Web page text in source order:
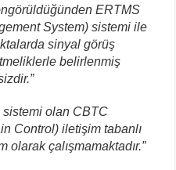
ERTMS
System) sistemi ile
sinyal görüş
belirlenmiş
sistemi olan CBTC
Control) iletişim tabanlı
olarak çalışmamaktadır.”